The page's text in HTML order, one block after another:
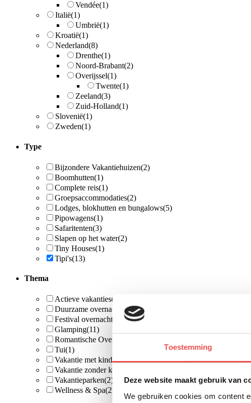
Toestemming
Deze website maakt gebruik van
We gebruiken cookies om content
Vendée(1)
Italië(1)
Umbrië(1)
Kroatië(1)
Nederland(8)
Drenthe(1)
Noord-Brabant(2)
Overijssel(1)
Twente(1)
Zeeland(3)
Zuid-Holland(1)
Slovenië(1)
Zweden(1)
Type
Bijzondere Vakantiehuizen(2)
Boomhutten(1)
Complete reis(1)
Groepsaccommodaties(2)
Lodges, blokhutten en bungalows(5)
Pipowagens(1)
Safaritenten(3)
Slapen op het water(2)
Tiny Houses(1)
Tipi's(13)
Thema
Actieve vakanties(2)
Duurzame overnachtingen(1)
Festival overnachting
(1)
Glamping(11)
Romantische Overnachtingen
Tui(1)
Vakantie met kinderen(9)
Vakantie zonder kinderen
Vakantieparken(2)
Wellness & Spa(2)